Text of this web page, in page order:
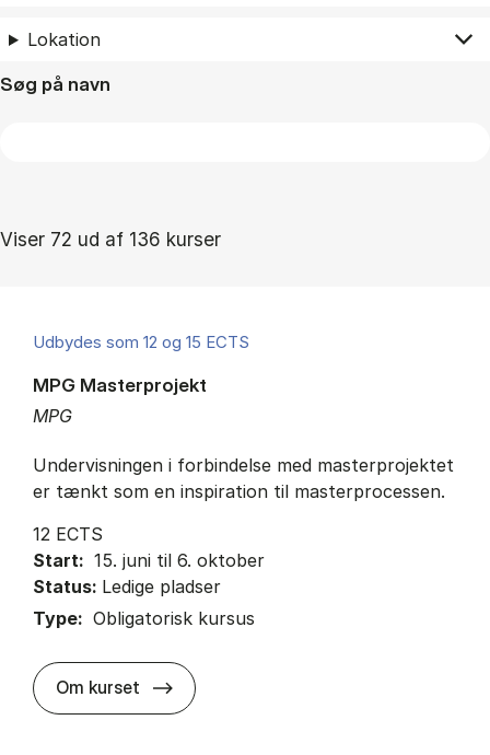
Lokation
Søg på navn
Viser 72 ud af 136 kurser
Udbydes som 12 og 15 ECTS
MPG
MPG Masterprojekt
Undervisningen i forbindelse med masterprojektet
er tænkt som en inspiration til masterprocessen.
12 ECTS
Start: 15. juni til 6. oktober
Status: Ledige pladser
Type: Obligatorisk kursus
Om kurset about